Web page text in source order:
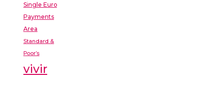
Single Euro
Payments
Area
Standard &
Poor’s
vivir